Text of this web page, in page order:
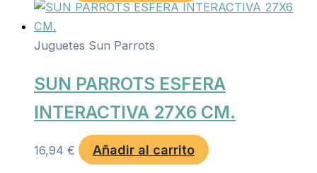
Juguetes Sun Parrots
SUN PARROTS ESFERA
INTERACTIVA 27X6 CM.
16,94 € Añadir al carrito